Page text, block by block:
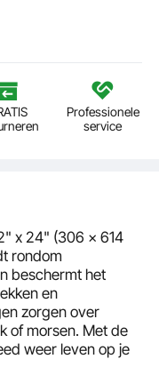
Professionele
service
x 24" (306 x 614
rondom
beschermt het
en
zorgen over
of morsen. Met de
weer leven op je